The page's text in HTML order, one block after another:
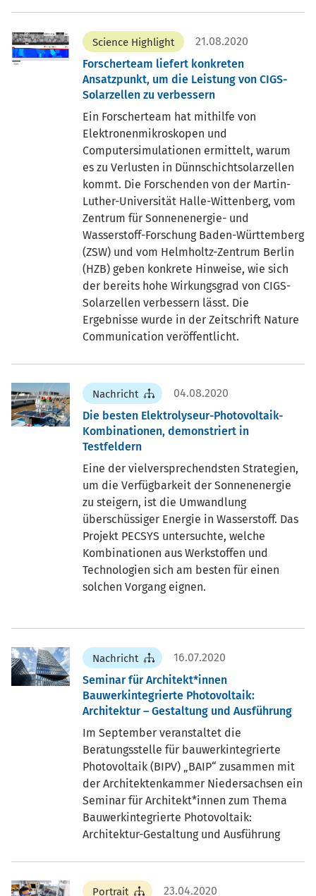
Science Highlight
21.08.2020
Forscherteam liefert konkreten
Ansatzpunkt, um die Leistung von CIGS-
Solarzellen zu verbessern
Ein Forscherteam hat mithilfe von
Elektronenmikroskopen und
Computersimulationen ermittelt, warum
es zu Verlusten in Dünnschichtsolarzellen
kommt. Die Forschenden von der Martin-
Luther-Universität Halle-Wittenberg, vom
Zentrum für Sonnenenergie- und
Wasserstoff-Forschung Baden-Württemberg
(ZSW) und vom Helmholtz-Zentrum Berlin
(HZB) geben konkrete Hinweise, wie sich
der bereits hohe Wirkungsgrad von CIGS-
Solarzellen verbessern lässt. Die
Ergebnisse wurde in der Zeitschrift Nature
Communication veröffentlicht.
Nachricht
04.08.2020
Die besten Elektrolyseur-Photovoltaik-
Kombinationen, demonstriert in
Testfeldern
Eine der vielversprechendsten Strategien,
um die Verfügbarkeit der Sonnenenergie
zu steigern, ist die Umwandlung
überschüssiger Energie in Wasserstoff. Das
Projekt PECSYS untersuchte, welche
Kombinationen aus Werkstoffen und
Technologien sich am besten für einen
solchen Vorgang eignen.
Nachricht
16.07.2020
Seminar für Architekt*innen
Bauwerkintegrierte Photovoltaik:
Architektur – Gestaltung und Ausführung
Im September veranstaltet die
Beratungsstelle für bauwerkintegrierte
Photovoltaik (BIPV) „BAIP“ zusammen mit
der Architektenkammer Niedersachsen ein
Seminar für Architekt*innen zum Thema
Bauwerkintegrierte Photovoltaik:
Architektur-Gestaltung und Ausführung
Portrait 23.04.2020